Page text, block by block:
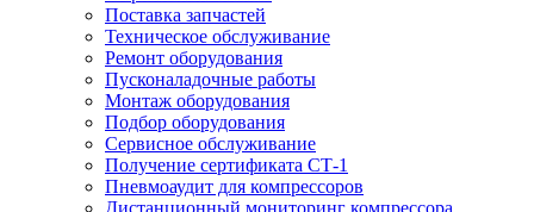
Поставка запчастей
Техническое обслуживание
Ремонт оборудования
Пусконаладочные работы
Монтаж оборудования
Подбор оборудования
Сервисное обслуживание
Получение сертификата СТ-1
Пневмоаудит для компрессоров
Дистанционный мониторинг компрессора